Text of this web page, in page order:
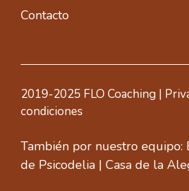
Contacto
2019-2025 FLO Coaching |
condiciones
También por nuestro equipo:
de Psicodelia | Casa de la